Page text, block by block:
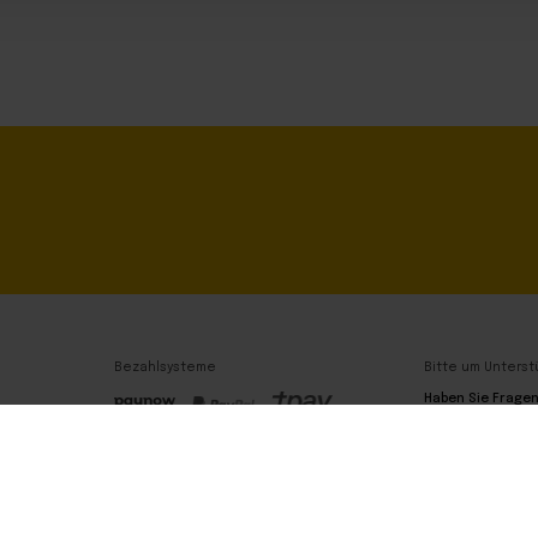
Bezahlsysteme Bitte um
Haben Sie